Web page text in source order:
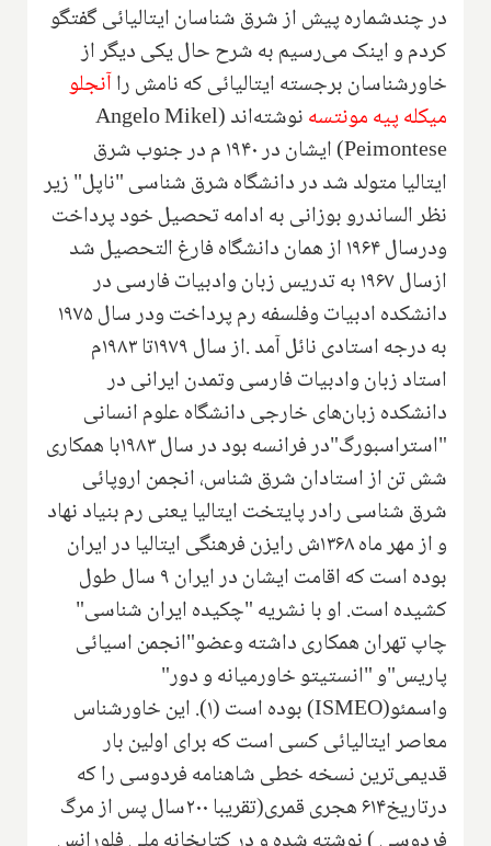
در چندشماره پیش از شرق شناسان ایتالیائی گفتگو
کردم و اینک می‌رسیم به شرح حال یکی دیگر از
خاورشناسان برجسته ایتالیائی که نامش راآنجلو
میکله پیه مونتسه‌
نوشته‌اند (Angelo Mikel
Peimontese) ایشان در ۱۹۴۰ م در جنوب شرق
ایتالیا متولد شد در دانشگاه شرق شناسی "ناپل" زیر
نظر الساندرو بوزانی به ادامه تحصیل خود پرداخت
ودرسال ۱۹۶۴ از همان دانشگاه فارغ التحصیل شد
ازسال ۱۹۶۷ به تدریس زبان وادبیات فارسی در
دانشکده ادبیات وفلسفه رم پرداخت ودر سال ۱۹۷۵
به درجه استادی نائل آمد .از سال ۱۹۷۹تا ۱۹۸۳م
استاد زبان وادبیات فارسی وتمدن ایرانی در
دانشکده زبان‌های خارجی دانشگاه علوم انسانی
"استراسبورگ"در فرانسه بود در سال ۱۹۸۳با همکاری
شش تن از استادان شرق شناس، انجمن اروپائی
شرق شناسی رادر پایتخت ایتالیا یعنی رم بنیاد نهاد
و از مهر ماه ۱۳۶۸ش رایزن فرهنگی ایتالیا در ایران
بوده است که اقامت ایشان در ایران ۹ سال طول
کشیده است. او با نشریه "چکیده ایران شناسی"
چاپ تهران همکاری داشته وعضو"انجمن اسیائی
پاریس"و "انستیتو خاورمیانه و دور"
واسمئو(ISMEO) بوده است (۱). این خاورشناس
معاصر ایتالیائی کسی است که برای اولین بار
قدیمی‌ترین نسخه خطی شاهنامه فردوسی را که
درتاریخ۶۱۴ هجری قمری(تقریبا ۲۰۰سال پس از مرگ